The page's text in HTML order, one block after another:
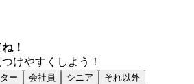
！
けやすくしよう！
ー 会社員 シニア
それ以外